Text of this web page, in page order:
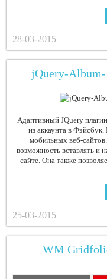
28-03-2015
jQuery-
Адаптивный JQuery
из аккаунта в
мобильных веб-
возможность вставлять и
сайте. Она также
25-03-2015
WM